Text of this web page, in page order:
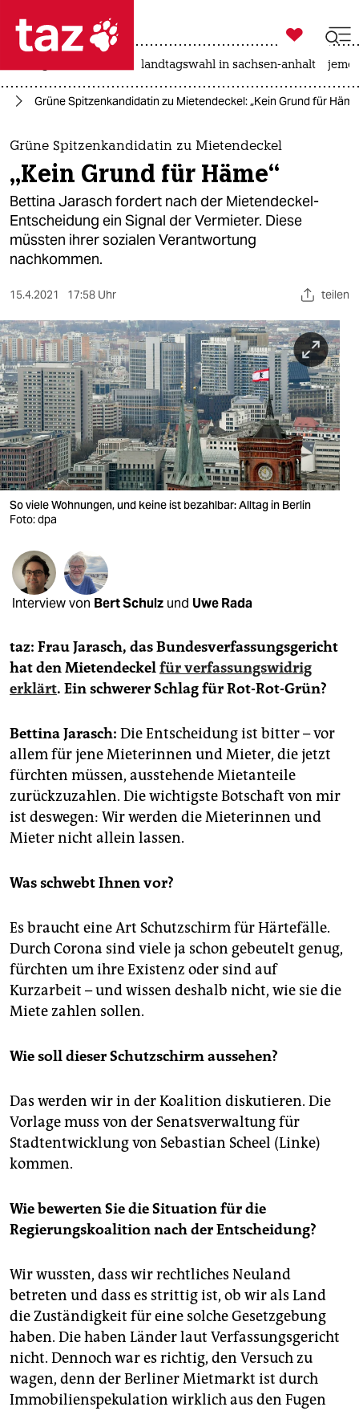
 taz zahl ich
taz zahl ich
themen
politik
öko
gesellschaft
kultur
sport
berlin
nord
wahrheit
verlag
verlag
shop
fragen & hilfe
abo
genossenschaft

taz zahl ich
landtagswahl in sachsen-anhalt
Grüne Spitzenkandidatin zu Mietendeckel: „Kein Grund für
Grüne Spitzenkandidatin zu Mietendeckel
„Kein Grund für Häme“
Bettina Jarasch fordert nach der Mietendeckel-
Entscheidung ein Signal der Vermieter. Diese
müssten ihrer sozialen Verantwortung
nachkommen.
15.4.2021 17:58 Uhr teilen
So viele Wohnungen, und keine ist bezahlbar: Alltag in Berlin
Foto: dpa
Interview von Bert Schulz und Uwe Rada
taz: Frau Jarasch, das Bundesverfassungsgericht
hat den Mietendeckelfür verfassungswidrig
erklärt. Ein schwerer Schlag für Rot-Rot-Grün?
Bettina Jarasch: Die Entscheidung ist bitter – vor
allem für jene Mieterinnen und Mieter, die jetzt
fürchten müssen, ausstehende Mietanteile
zurückzuzahlen. Die wichtigste Botschaft von mir
ist deswegen: Wir werden die Mieterinnen und
Mieter nicht allein lassen.
Was schwebt Ihnen vor?
Es braucht eine Art Schutzschirm für Härtefälle.
Durch Corona sind viele ja schon gebeutelt genug,
fürchten um ihre Existenz oder sind auf
Kurzarbeit – und wissen deshalb nicht, wie sie die
Miete zahlen sollen.
Wie soll dieser Schutzschirm aussehen?
Das werden wir in der Koalition diskutieren. Die
Vorlage muss von der Senatsverwaltung für
Stadtentwicklung von Sebastian Scheel (Linke)
kommen.
Wie bewerten Sie die Situation für die
Regierungskoalition nach der Entscheidung?
Wir wussten, dass wir rechtliches Neuland
betreten und dass es strittig ist, ob wir als Land
die Zuständigkeit für eine solche Gesetzgebung
haben. Die haben Länder laut Verfassungsgericht
nicht. Dennoch war es richtig, den Versuch zu
wagen, denn der Berliner Mietmarkt ist durch
Immobilienspekulation wirklich aus den Fugen